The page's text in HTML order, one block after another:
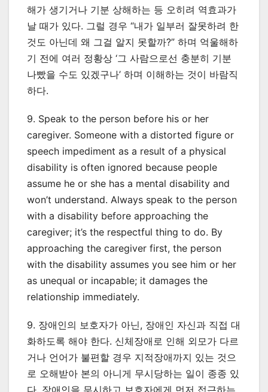
해가 생기거나 기분 상해하는 등 오히려 역효과가
날 때가 있다. 그럴 경우 “내가 일부러 잘못하려 한
것도 아닌데 왜 그걸 알지 못할까?” 하며 억울해하
기 전에 여러 정황상 ‘그 사람으로선 충분히 기분
나빴을 수도 있겠구나’ 하며 이해하는 것이 바람직
하다.
9. Speak to the person before his or her
caregiver. Someone with a distorted figure or
speech impediment as a result of a physical
disability is often ignored because people
assume he or she has a mental disability and
won’t understand. Always speak to the person
with a disability before approaching the
caregiver; it’s the respectful thing to do. By
approaching the caregiver first, the person
with the disability assumes you see him or her
as unequal or incapable; it damages the
relationship immediately.
9. 장애인의 보호자가 아닌, 장애인 자신과 직접 대
화하도록 해야 한다. 신체장애로 인해 외모가 다르
거나 언어가 불편할 경우 지적장애까지 있는 것으
로 오해받아 본의 아니게 무시당하는 일이 종종 있
다. 장애인을 무시하고 보호자에게 먼저 접근하는